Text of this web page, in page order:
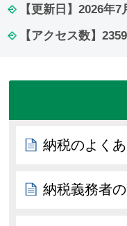
【更新日】 2026年7
【アクセス数】 2359
納税のよく
納税義務者